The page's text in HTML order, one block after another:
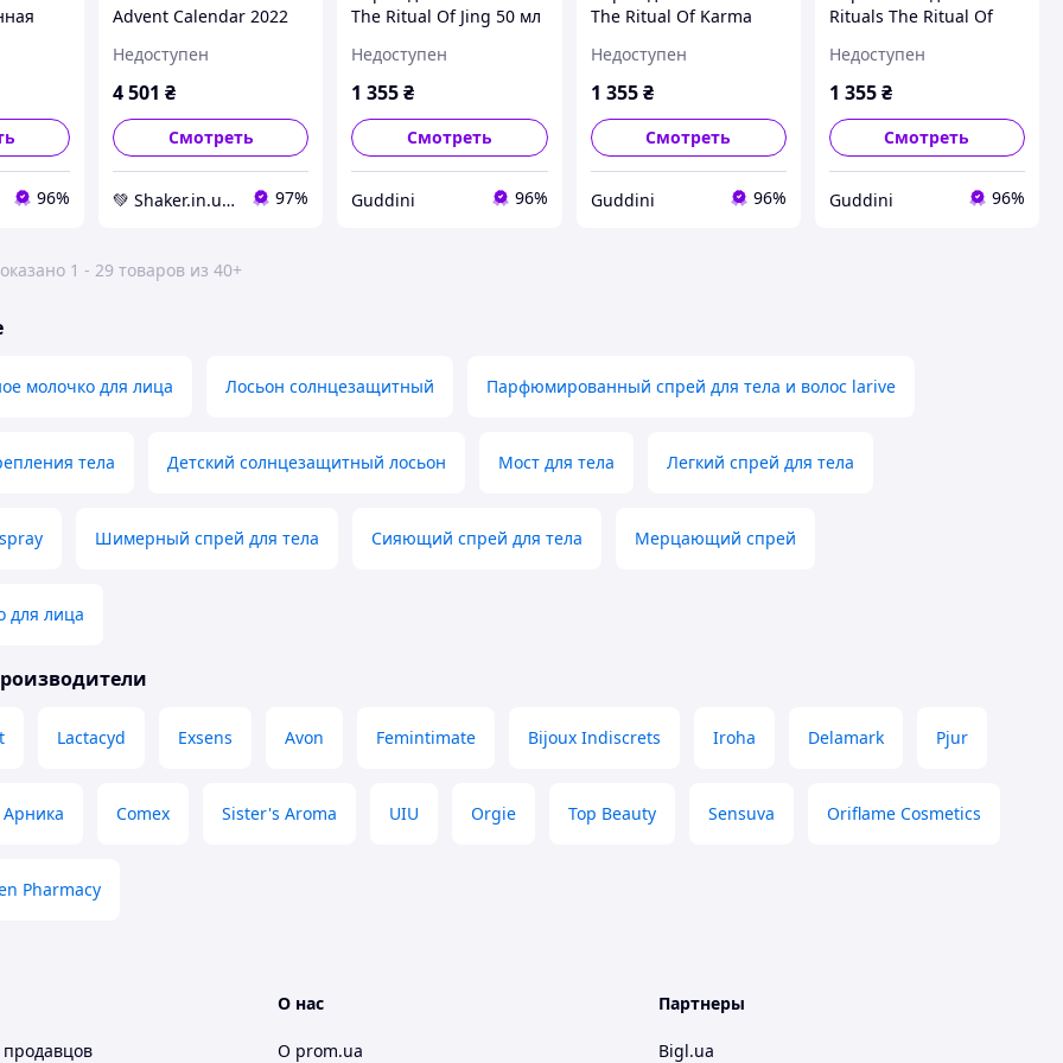
Rituals
de
96%
Advent Calendar 2022
Rituals
Недоступен
4 501 ₴
Смотреть
💚 Shaker.in.ua - Спортивное питание и витамины! 97%
The Ritual Of Jing 50 мл
Недоступен
1 355₴
Смотреть
Guddini 96%
The Ritual Of Karma
(22682Gu)
Недоступен
1 355 ₴
Смотреть
Guddini 96%
Rituals The Ritual Of
50 мл (23024Ab)
Недоступен
1 355₴
Смотреть
Guddini 96%
1 - 29 товаров из 40+
молочко для лица Лосьон солнцезащитный Парфюмированный спрей для тела и волос larive
тела Детский солнцезащитный лосьон Мост для тела Легкий спрей для тела
Шимерный спрей для тела Сияющий спрей для тела Мерцающий спрей
для лица
Lactacyd Exsens Avon Femintimate Bijoux Indiscrets Iroha Delamark Pjur
Арника Comex Sister's Aroma UIU Orgie Top Beauty Sensuva Oriflame Cosmetics
Pharmacy
О нас
О prom.ua
Партнеры
Bigl.ua